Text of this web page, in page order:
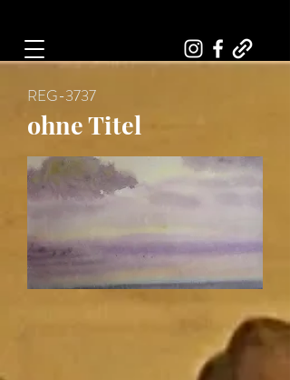
REG-3737
ohne Titel